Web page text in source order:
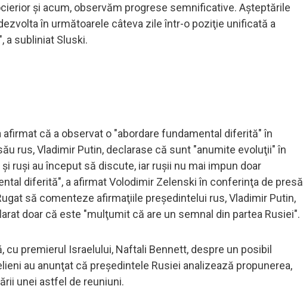
şi acum, observăm progrese semnificative. Aşteptările
în următoarele câteva zile într-o poziţie unificată a
a subliniat Sluski.
că a observat o "abordare fundamental diferită" în
rus, Vladimir Putin, declarase că sunt "anumite evoluţii" în
ruşi au început să discute, iar ruşii nu mai impun doar
diferită", a afirmat Volodimir Zelenski în conferinţa de presă
să comenteze afirmaţiile preşedintelui rus, Vladimir Putin,
doar că este "mulţumit că are un semnal din partea Rusiei".
premierul Israelului, Naftali Bennett, despre un posibil
au anunţat că preşedintele Rusiei analizează propunerea,
unei astfel de reuniuni.